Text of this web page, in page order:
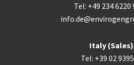
Tel: +49 234 6220
Italy (Sales)
Tel: +39 02